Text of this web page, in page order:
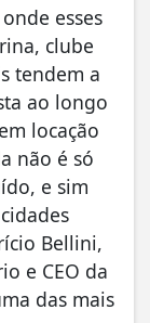
esses
clube
tendem a
ao longo
locação
não é só
e sim
Bellini,
e CEO da
das mais